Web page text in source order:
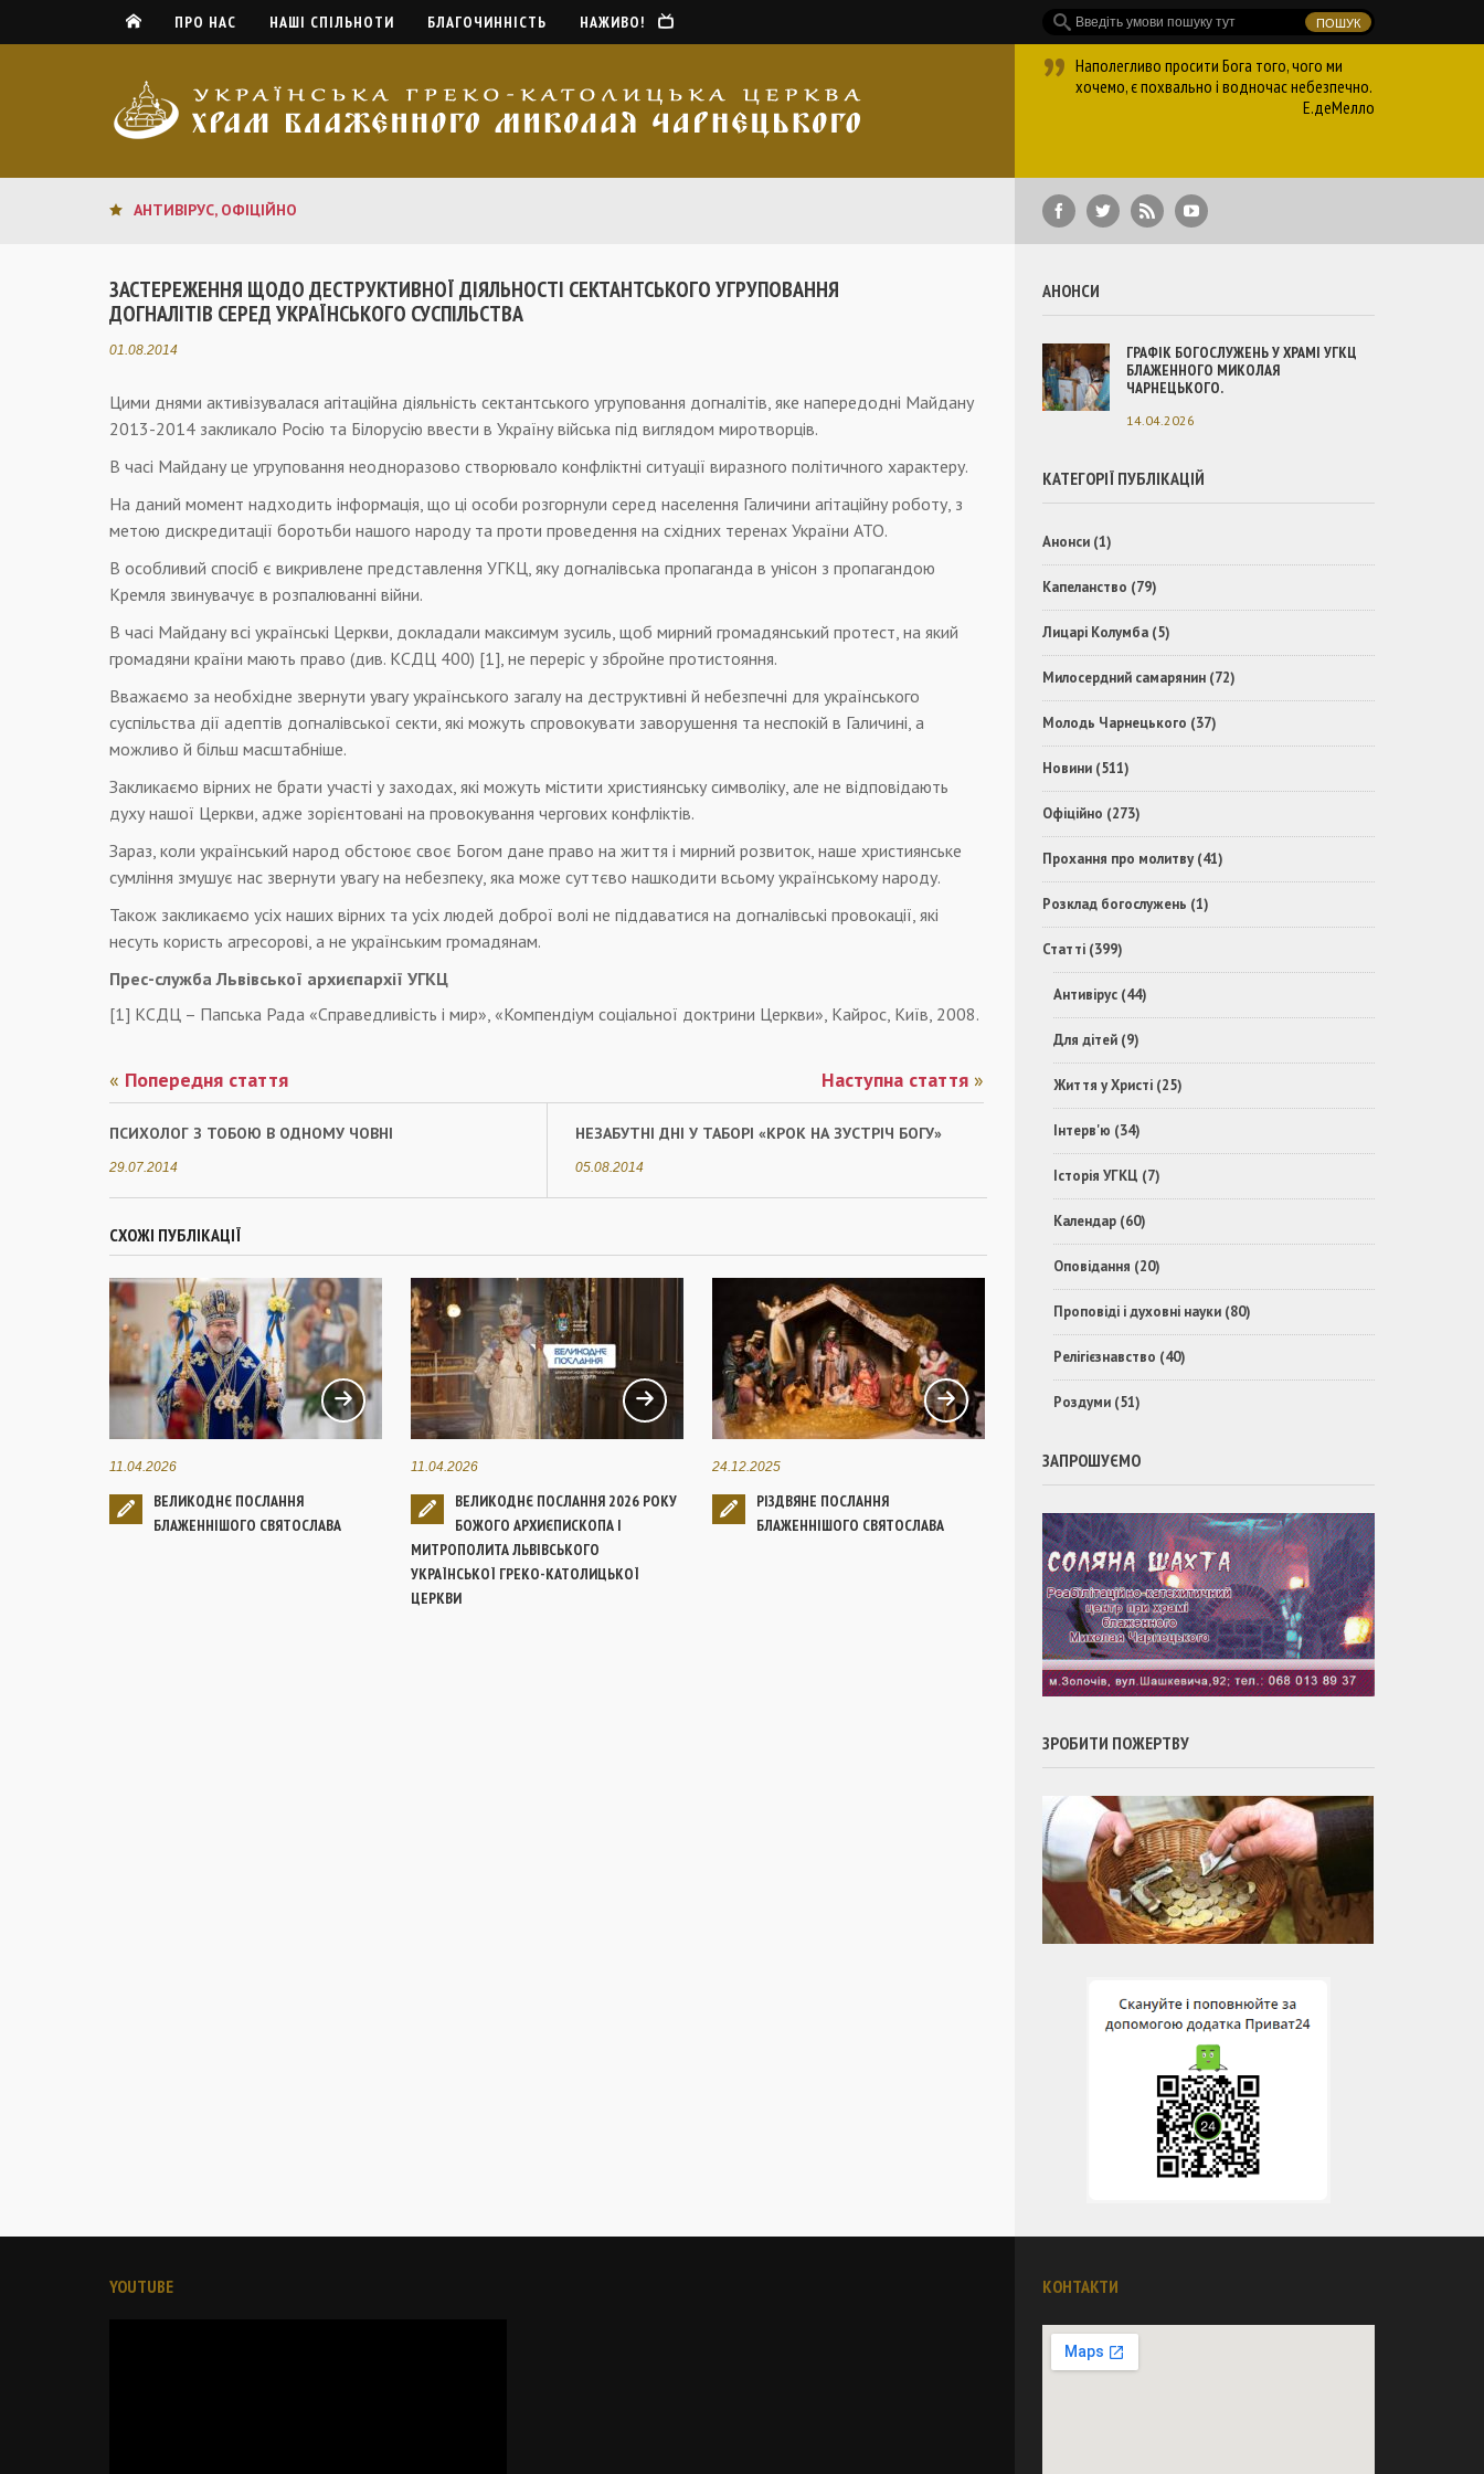
ПРО НАС НАШІ СПІЛЬНОТИ БЛАГОЧИННІСТЬ НАЖИВО!
Наполегливо просити Бога того, чого ми
хочемо, є похвально і водночас небезпечно.
Е.деМелло
АНТИВІРУС, ОФІЦІЙНО
ЗАСТЕРЕЖЕННЯ ЩОДО ДЕСТРУКТИВНОЇ ДІЯЛЬНОСТІ СЕКТАНТСЬКОГО УГРУПОВАННЯ
ДОГНАЛІТІВ СЕРЕД УКРАЇНСЬКОГО СУСПІЛЬСТВА
01.08.2014
Цими днями активізувалася агітаційна діяльність сектантського угруповання догналітів, яке напередодні Майдану
2013-2014 закликало Росію та Білорусію ввести в Україну війська під виглядом миротворців.
В часі Майдану це угруповання неодноразово створювало конфліктні ситуації виразного політичного характеру.
На даний момент надходить інформація, що ці особи розгорнули серед населення Галичини агітаційну роботу, з
метою дискредитації боротьби нашого народу та проти проведення на східних теренах України АТО.
В особливий спосіб є викривлене представлення УГКЦ, яку догналівська пропаганда в унісон з пропагандою
Кремля звинувачує в розпалюванні війни.
В часі Майдану всі українські Церкви, докладали максимум зусиль, щоб мирний громадянський протест, на який
громадяни країни мають право (див. КСДЦ 400) [1], не переріс у збройне протистояння.
Вважаємо за необхідне звернути увагу українського загалу на деструктивні й небезпечні для українського
суспільства дії адептів догналівської секти, які можуть спровокувати заворушення та неспокій в Галичині, а
можливо й більш масштабніше.
Закликаємо вірних не брати участі у заходах, які можуть містити християнську символіку, але не відповідають
духу нашої Церкви, адже зорієнтовані на провокування чергових конфліктів.
Зараз, коли український народ обстоює своє Богом дане право на життя і мирний розвиток, наше християнське
сумління змушує нас звернути увагу на небезпеку, яка може суттєво нашкодити всьому українському народу.
Також закликаємо усіх наших вірних та усіх людей доброї волі не піддаватися на догналівські провокації, які
несуть користь агресорові, а не українським громадянам.
Прес-служба Львівської архиєпархії УГКЦ
[1] КСДЦ – Папська Рада «Справедливість і мир», «Компендіум соціальної доктрини Церкви», Кайрос, Київ, 2008.
« Попередня стаття
ПСИХОЛОГ З ТОБОЮ В ОДНОМУ ЧОВНІ
29.07.2014
Наступна стаття »
НЕЗАБУТНІ ДНІ У ТАБОРІ «КРОК НА ЗУСТРІЧ БОГУ»
05.08.2014
СХОЖІ ПУБЛІКАЦІЇ
11.04.2026
ВЕЛИКОДНЄ ПОСЛАННЯ
БЛАЖЕННІШОГО СВЯТОСЛАВА
11.04.2026
ВЕЛИКОДНЄ ПОСЛАННЯ 2026 РОКУ
БОЖОГО АРХИЄПИСКОПА І
МИТРОПОЛИТА ЛЬВІВСЬКОГО
УКРАЇНСЬКОЇ ГРЕКО-КАТОЛИЦЬКОЇ
ЦЕРКВИ
24.12.2025
РІЗДВЯНЕ ПОСЛАННЯ
БЛАЖЕННІШОГО СВЯТОСЛАВА
АНОНСИ
ГРАФІК БОГОСЛУЖЕНЬ У ХРАМІ УГКЦ
БЛАЖЕННОГО МИКОЛАЯ
ЧАРНЕЦЬКОГО.
14.04.2026
КАТЕГОРІЇ ПУБЛІКАЦІЙ
Анонси (1)
Капеланство (79)
Лицарі Колумба (5)
Милосердний самарянин (72)
Молодь Чарнецького (37)
Новини (511)
Офіційно (273)
Прохання про молитву(41)
Розклад богослужень (1)
Статті (399)
Антивірус (44)
Для дітей (9)
Життя у Христі (25)
Інтерв'ю (34)
Історія УГКЦ (7)
Календар (60)
Оповідання (20)
Проповіді і духовні науки (80)
Релігієзнавство (40)
Роздуми (51)
ЗАПРОШУЄМО
ЗРОБИТИ ПОЖЕРТВУ
YOUTUBE КОНТАКТИ